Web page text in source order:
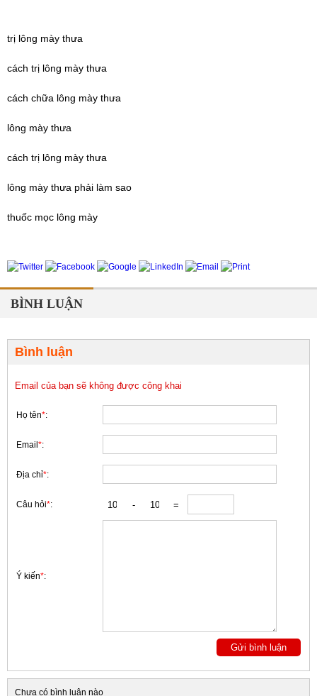
trị lông mày thưa
cách trị lông mày thưa
cách chữa lông mày thưa
lông mày thưa
cách trị lông mày thưa
lông mày thưa phải làm sao
thuốc mọc lông mày
BÌNH LUẬN
Bình luận
Email của bạn sẽ không được công khai
Họ tên*:
Email *:
Địa chỉ*:
Câu hỏi*:
Ý kiến*:
Chưa có bình luận nào